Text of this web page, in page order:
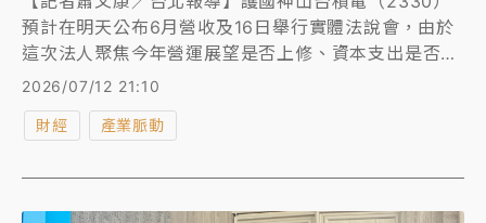
預計在明天公布6月營收及16日舉行實體法說會，由於
這次法人聚焦今年營運展望是否上修、資本支出是否會
調高、海內外擴廠最新進度、最新製程進度、先進封裝
英特爾的搶單等議題。
2026/07/12 21:10
財經 產業脈動